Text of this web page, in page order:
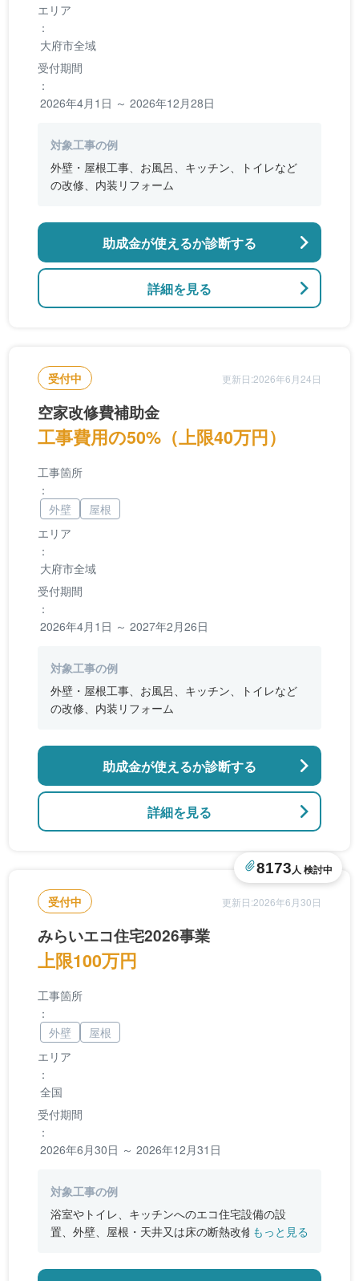
エリア
：
大府市全域
受付期間
：
2026年4月1日 ～ 2026年12月28日
対象工事の例
外壁・屋根工事、お風呂、キッチン、トイレなど
の改修、内装リフォーム
詳細を見る
助成金が使えるか診断する
受付中 更新日:2026年6月24日
空家改修費補助金
工事費用の50%（上限40万円）
エリア
：
大府市全域
受付期間
：
2026年4月1日 ～ 2027年2月26日
工事箇所
：
外壁
屋根
対象工事の例
外壁・屋根工事、お風呂、キッチン、トイレなど
の改修、内装リフォーム
詳細を見る
助成金が使えるか診断する
受付中 更新日:2026年6月30日
みらいエコ住宅2026事業
上限100万円
8173人 検討中
エリア
：
全国
受付期間
：
2026年6月30日 ～ 2026年12月31日
工事箇所
：
外壁
屋根
対象工事の例
浴室やトイレ、キッチンへのエコ住宅設備の設
置、外壁、屋根・天井又は床の断熱改修、窓やド
のバリアフリー改修
もっと見る